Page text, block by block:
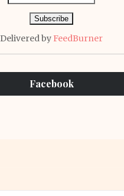
Delivered by FeedBurner
Facebook